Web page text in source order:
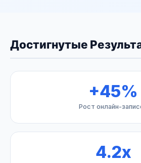
Достигнутые
+45%
Рост онлайн-
4.2x